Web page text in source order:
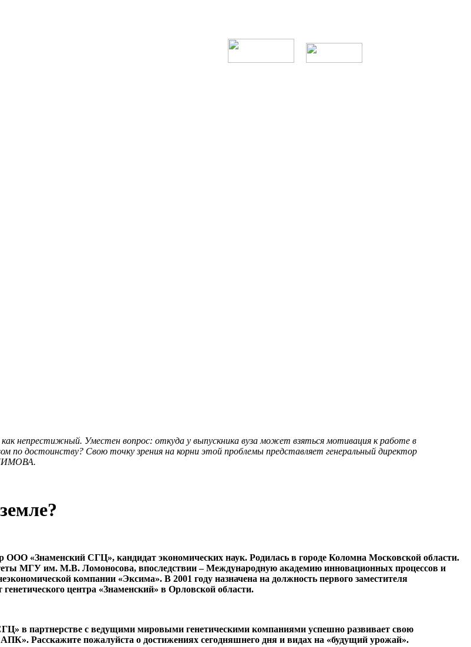
непрестижный. Уместен вопрос: откуда у выпускника вуза может взяться мотивация к работе в
по достоинству? Свою точку зрения на корни этой проблемы представляет генеральный директор
«Знаменский СГЦ», кандидат экономических наук. Родилась в городе Коломна Московской области.
МГУ им. М.В. Ломоносова, впоследствии – Международную академию инновационных процессов и
компании «Эксима». В 2001 году назначена на должность первого заместителя
центра «Знаменский» в Орловской области.
в партнерстве с ведущими мировыми генетическими компаниями успешно развивает свою
Расскажите пожалуйста о достижениях сегодняшнего дня и видах на «будущий урожай».